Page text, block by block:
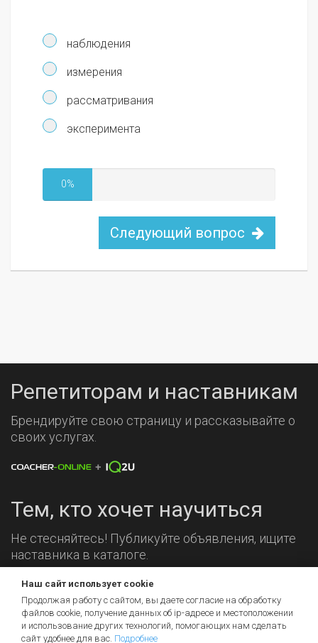
наблюдения
измерения
рассматривания
эксперимента
0%
Следующий вопрос
Репетиторам и наставникам
Брендируйте свою страницу и рассказывайте о
своих услугах.
Тем, кто хочет научиться
Не стесняйтесь! Публикуйте объявления, ищите
наставника в каталоге.
Мы на связи!
Наш сайт использует cookie
Продолжая работу с сайтом, вы даете согласие на обработку
файлов cookie, получение данных об ip-адресе и местоположении
и использование других технологий, помогающих нам сделать
сайт удобнее для вас. Подробнее